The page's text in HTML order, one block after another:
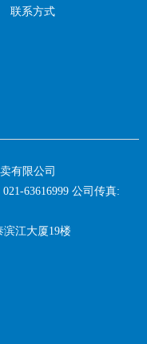
联系方式
有限公司
63616999 公司传真:
滨江大厦19楼